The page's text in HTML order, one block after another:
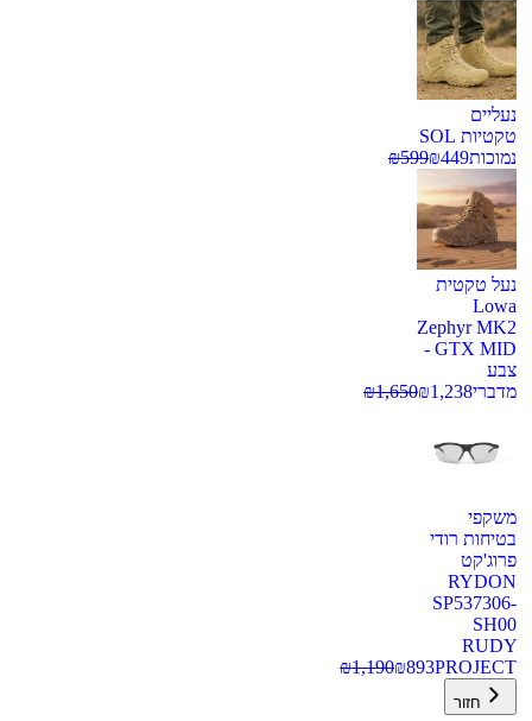
נעליים
טקטיות SOL
נמוכות
₪449
₪599
נעל טקטית
Lowa
Zephyr MK2
GTX MID -
צבע
מדברי
₪1,238
₪1,650
משקפי
בטיחות רודי
פרוג'קט
RYDON
SP537306-
SH00
RUDY
PROJECT
₪893
₪1,190
חזור